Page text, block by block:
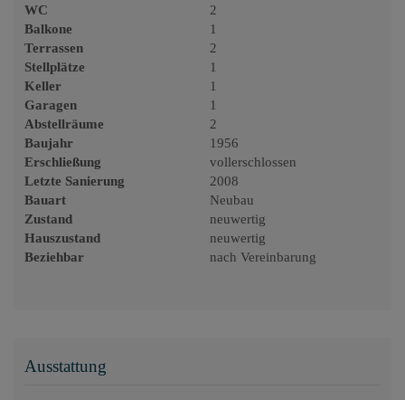
WC
2
Balkone
1
Terrassen
2
Stellplätze
1
Keller
1
Garagen
1
Abstellräume
2
Baujahr
1956
Erschließung
vollerschlossen
Letzte Sanierung
2008
Bauart
Neubau
Zustand
neuwertig
Hauszustand
neuwertig
Beziehbar
nach Vereinbarung
Ausstattung